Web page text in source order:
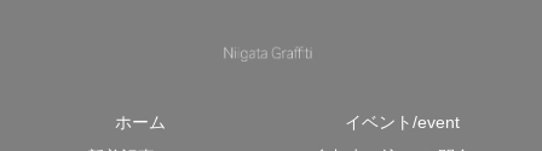
ホーム
イベント/event